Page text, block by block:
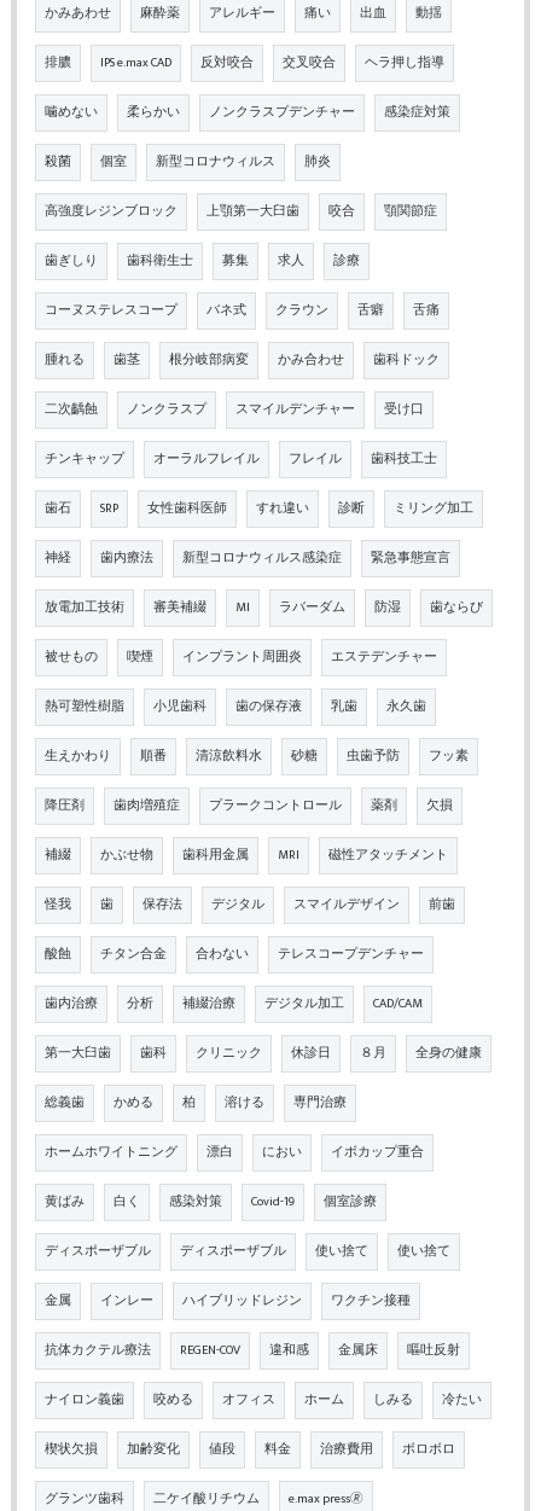
かみあわせ 麻酔薬 アレルギー 痛い 出血 動揺
排膿 IPS e.max CAD 反対咬合 交叉咬合 ヘラ押し指導
噛めない 柔らかい ノンクラスプデンチャー 感染症対策
殺菌 個室 新型コロナウィルス 肺炎
高強度レジンブロック 上顎第一大臼歯 咬合 顎関節症
歯ぎしり 歯科衛生士 募集 求人 診療
コーヌステレスコープ バネ式 クラウン 舌癖 舌痛
腫れる 歯茎 根分岐部病変 かみ合わせ 歯科ドック
二次齲蝕 ノンクラスプ スマイルデンチャー 受け口
チンキャップ オーラルフレイル フレイル 歯科技工士
歯石 SRP 女性歯科医師 すれ違い 診断 ミリング加工
神経 歯内療法 新型コロナウィルス感染症 緊急事態宣言
放電加工技術 審美補綴 MI ラバーダム 防湿 歯ならび
被せもの 喫煙 インプラント周囲炎 エステデンチャー
熱可塑性樹脂 小児歯科 歯の保存液 乳歯 永久歯
生えかわり 順番 清涼飲料水 砂糖 虫歯予防 フッ素
降圧剤 歯肉増殖症 プラークコントロール 薬剤 欠損
補綴 かぶせ物 歯科用金属 MRI 磁性アタッチメント
怪我 歯 保存法 デジタル スマイルデザイン 前歯
酸蝕 チタン合金 合わない テレスコープデンチャー
歯内治療 分析 補綴治療 デジタル加工 CAD/CAM
第一大臼歯 歯科 クリニック 休診日 ８月 全身の健康
総義歯 かめる 柏 溶ける 専門治療
ホームホワイトニング 漂白 におい イボカップ重合
黄ばみ 白く 感染対策 Covid-19 個室診療
ディスポーザブル ディスポーザブル 使い捨て 使い捨て
金属 インレー ハイブリッドレジン ワクチン接種
抗体カクテル療法 REGEN-COV 違和感 金属床 嘔吐反射
ナイロン義歯 咬める オフィス ホーム しみる 冷たい
楔状欠損 加齢変化 値段 料金 治療費用 ボロボロ
グランツ歯科 二ケイ酸リチウム e.max press🄬